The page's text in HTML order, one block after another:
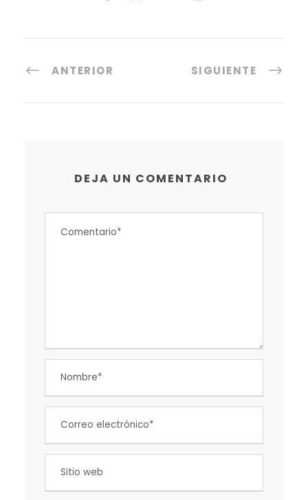
ANTERIOR SIGUIENTE
DEJA UN COMENTARIO